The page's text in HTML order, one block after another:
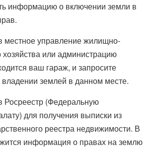
информацию о включении земли в
местное управление жилищно-
хозяйства или администрацию
ваш гараж, и запросите
землей в данном месте.
Росреестр (Федеральную
для получения выписки из
реестра недвижимости. В
информация о правах на землю